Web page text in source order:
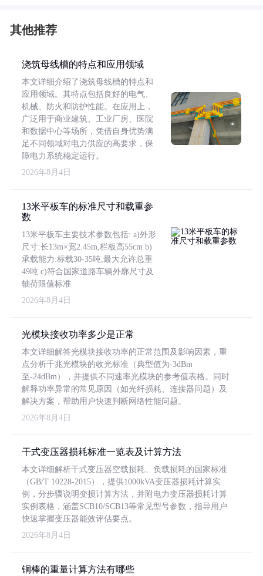
其他推荐
浇筑母线槽的特点和应用领域
本文详细介绍了浇筑母线槽的特点和
应用领域。其特点包括良好的电气、
机械、防火和防护性能。在应用上，
广泛用于商业建筑、工业厂房、医院
和数据中心等场所，凭借自身优势满
足不同领域对电力供应的高要求，保
障电力系统稳定运行。
2026年8月4日
13米平板车的标准尺寸和载重参
数
13米平板车主要技术参数包括: a)外形
尺寸:长13m×宽2.45m,栏板高55cm b)
承载能力:标载30-35吨,最大允许总重
49吨 c)符合国家道路车辆外廓尺寸及
轴荷限值标准
2026年8月4日
光模块接收功率多少是正常
本文详细解答光模块接收功率的正常范围及影响因素，重
点分析千兆光模块的收光标准（典型值为-3dBm
至-24dBm），并提供不同速率光模块的参考值表格。同时
解释功率异常的常见原因（如光纤损耗、连接器问题）及
解决方案，帮助用户快速判断网络性能问题。
2026年8月4日
干式变压器损耗标准一览表及计算方法
本文详细解析干式变压器空载损耗、负载损耗的国家标准
（GB/T 10228-2015），提供1000kVA变压器损耗计算实
例，分步骤说明变损计算方法，并附电力变压器损耗计算
实例表格，涵盖SCB10/SCB13等常见型号参数，指导用户
快速掌握变压器能效评估要点。
2026年8月4日
铜棒的重量计算方法有哪些